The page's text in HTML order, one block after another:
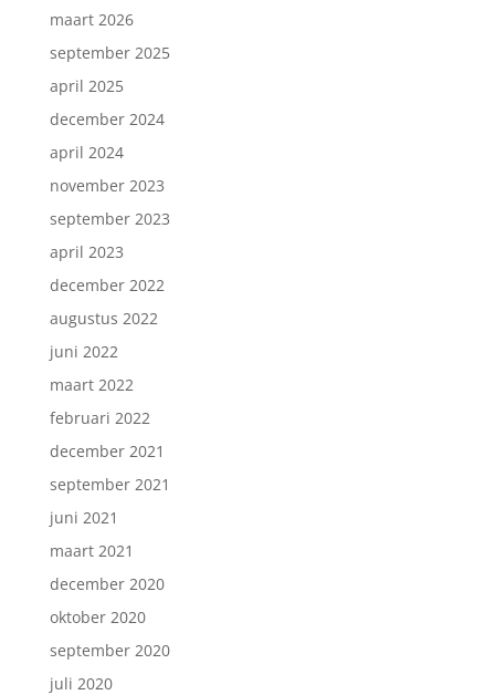
maart 2026
september 2025
april 2025
december 2024
april 2024
november 2023
september 2023
april 2023
december 2022
augustus 2022
juni 2022
maart 2022
februari 2022
december 2021
september 2021
juni 2021
maart 2021
december 2020
oktober 2020
september 2020
juli 2020